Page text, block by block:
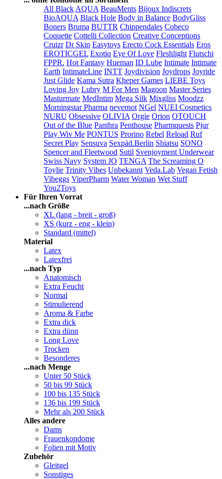
All Black AQUA BeauMents Bijoux Indiscrets
BioAQUA Black Hole Body in Balance BodyGliss
Boners Bruma BUTTR Chippendales Cobeco
Coquette Cottelli Collection Creative Conceptions
Cruizr Dr Skin Easytoys Erecto Cock Essentials Eros
EROTICGEL Exotiq Eye Of Love Fleshlight Flutschi
FPPR. Hot Fantasy Hueman ID Lube Intimate Intimate
Earth IntimateLine INTT Joydivision Joydrops Joyride
Just Glide Kama Sutra Kheper Games LIEBE Toys
Loving Joy Lubry M For Men Magoon Master Series
Masturmate MedIntim Mega Silk Mixgliss Moodzz
Morningstar Pharma nevernot NGel NUEI Cosmetics
NURU Obsessive OLIVIA Orgie Orion OTOUCH
Out of the Blue Panthra Penthouse Pharmquests Pjur
Play Wiv Me PONTUS Prorino Rebel Reload Ruf
Secret Play Sensuva Sexpäd.Berlin Shiatsu SONO
Spencer and Fleetwood Sutil Svenjoyment Underwear
Swiss Navy System JO TENGA The Screaming O
Toylie Trinity Vibes Unbekannt Veda.Lab Vegan Fetish
Vibeggs ViperPharm Water Woman Wet Stuff
You2Toys
Für Ihren Vorrat
...nach Größe
XL (lang - breit - groß)
XS (kurz - eng - klein)
Standard (mittel)
Material
Latex
Latexfrei
...nach Typ
Anatomisch
Extra Feucht
Normal
Stimulierend
Aroma & Farbe
Extra dick
Extra dünn
Long Love
Trocken
Besonderes
...nach Menge
Unter 50 Stück
50 bis 99 Stück
100 bis 135 Stück
136 bis 199 Stück
Mehr als 200 Stück
Alles andere
Dams
Frauenkondome
Folien mit Motiv
Zubehör
Gleitgel
Sonstiges